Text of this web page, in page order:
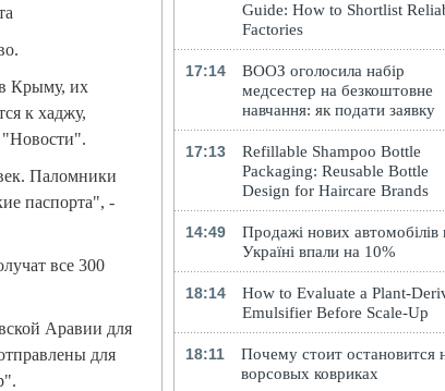
в Крыму, их
к хаджу,
"Новости".
Паломники
паспорта", -
все 300
Аравии для
для
Guide: How to Shortlist
Factories
17:14
ВООЗ оголосила набір
медсестер на безкоштовне
навчання: як подати заявку
17:13
Refillable Shampoo Bottle
Packaging: Reusable Bottle
Design for Haircare Brands
14:49
Продажі нових автомобілів
Україні впали на 10%
18:14
How to Evaluate a Plant-
Emulsifier Before Scale-Up
18:11
Почему стоит остановится
ворсовых ковриках